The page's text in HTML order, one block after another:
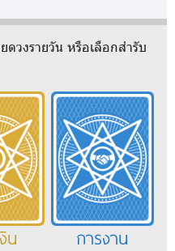
วงรายวัน หรือเลือกสำรับ
น การงาน